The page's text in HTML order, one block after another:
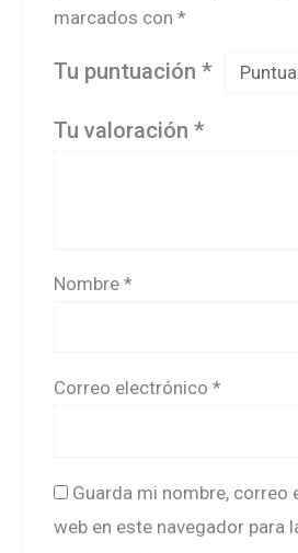
marcados con*
Tu puntuación*
Tu valoración*
Nombre*
Correo electrónico*
Guarda mi nombre, correo
web en este navegador para